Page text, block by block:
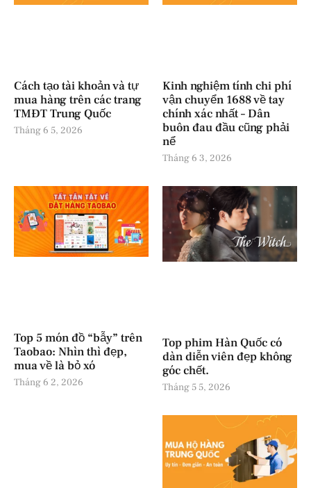
Cách tạo tài khoản và tự
mua hàng trên các trang
TMĐT Trung Quốc
Tháng 6 5, 2026
Kinh nghiệm tính chi phí
vận chuyển 1688 về tay
chính xác nhất – Dân
buôn đau đầu cũng phải
nể
Tháng 6 3, 2026
Top 5 món đồ “bẫy” trên
Taobao: Nhìn thì đẹp,
mua về là bỏ xó
Tháng 6 2, 2026
Top phim Hàn Quốc có
dàn diễn viên đẹp không
góc chết.
Tháng 5 5, 2026